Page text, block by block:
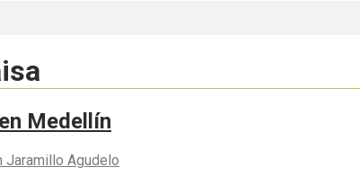
Medellín
Jaramillo Agudelo